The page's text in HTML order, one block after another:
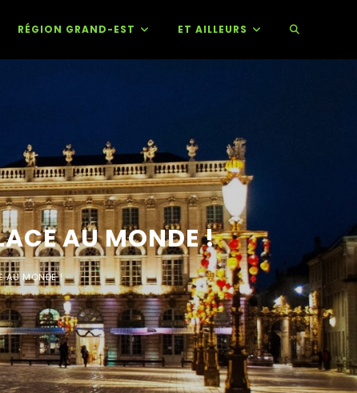
RÉGION GRAND-EST ET AILLEURS
AU MONDE !
AU MONDE !